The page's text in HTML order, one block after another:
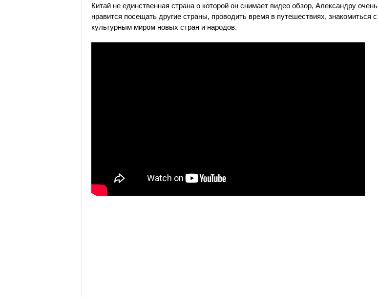
Китай не единственная страна о которой он снимает видео обзор, Александру очень
нравится посещать другие страны, проводить время в путешествиях, знакомиться с
культурным миром новых стран и народов.